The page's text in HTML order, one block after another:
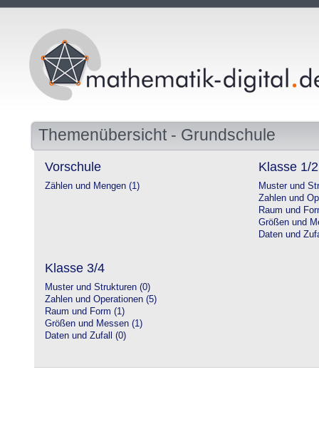
Themenübersicht - Grundschule
Vorschule
Zählen und Mengen (1)
Klasse 1/2
Muster und
Zahlen und
Raum und
Größen und
Daten und
Klasse 3/4
Muster und Strukturen (0)
Zahlen und Operationen (5)
Raum und Form (1)
Größen und Messen (1)
Daten und Zufall (0)